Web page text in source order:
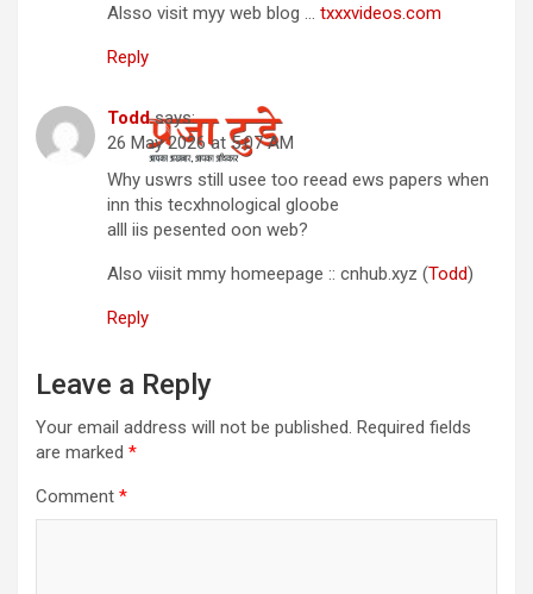
Alsso visit myy web blog … txxxvideos.com
Reply
Todd says:
26 May 2026 at 5:07 AM
Why uswrs still usee too reead ews papers when
inn this tecxhnological gloobe
alll iis pesented oon web?
Also viisit mmy homeepage :: cnhub.xyz (Todd)
Reply
Leave a Reply
Your email address will not be published. Required fields
are marked *
Comment *